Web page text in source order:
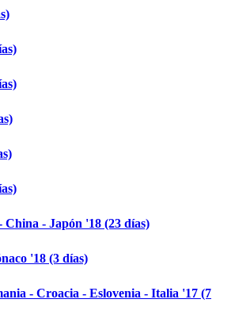
China - Japón '18 (23 días)
'18 (3 días)
- Croacia - Eslovenia - Italia '17 (7